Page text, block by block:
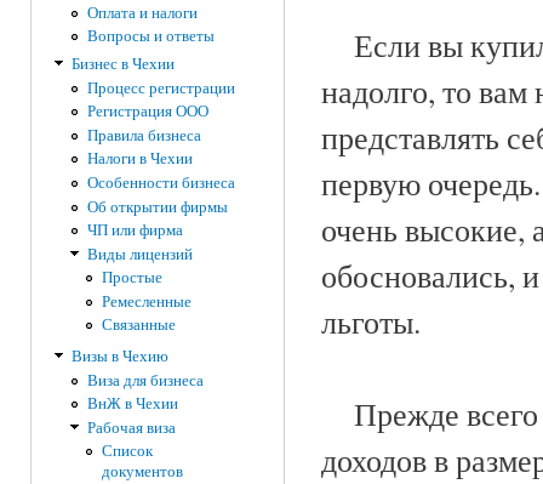
Оплата и налоги
Вопросы и ответы
Бизнес в Чехии
Процесс регистрации
Регистрация ООО
Правила бизнеса
Налоги в Чехии
Особенности бизнеса
Об открытии фирмы
ЧП или фирма
Виды лицензий
Простые
Ремесленные
Связанные
Визы в Чехию
Виза для бизнеса
ВнЖ в Чехии
Рабочая виза
Список
документов
Если вы
надолго, то вам
представлять
первую
очень высокие,
обосновались,
льготы.
Прежде всего
доходов в